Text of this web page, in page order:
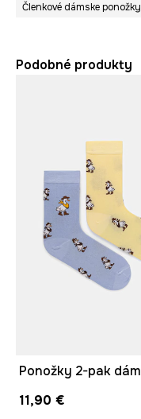
Členkové dámske ponožky
Podobné produkty
11,90 €